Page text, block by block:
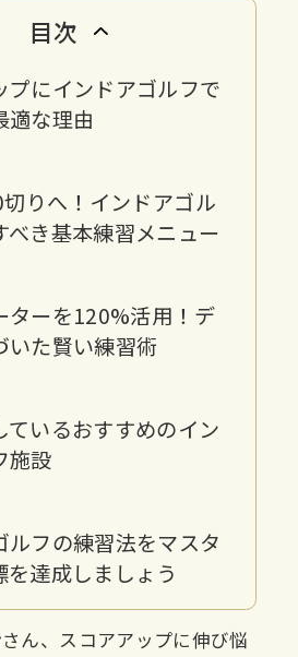
目次
プにインドアゴルフで
適な理由
りへ！インドアゴル
べき基本練習メニュー
ターを120%活用！デ
いた賢い練習術
ているおすすめのイン
施設
ルフの練習法をマスタ
を達成しましょう
ん、スコアアップに伸び悩